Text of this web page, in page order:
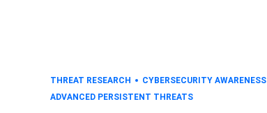
THREAT RESEARCH
CYBERSECURITY AWARENESS
ADVANCED PERSISTENT THREATS